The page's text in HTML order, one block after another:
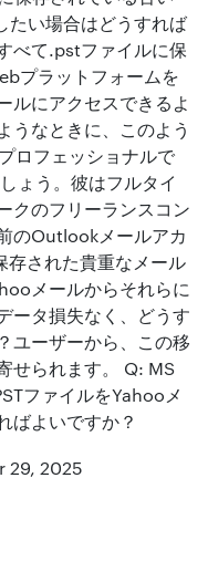
い場合はどうすれば
べて.pstファイルに保
プラットフォームを
ルにアクセスできるよ
うなときに、このよう
ロフェッショナルで
ょう。彼はフルタイ
クのフリーランスコン
のOutlookメールアカ
存された貴重なメール
メールからそれらに
ータ損失なく、どうす
ユーザーから、この移
せられます。 Q: MS
ファイルをYahooメ
ばよいですか？
29, 2025